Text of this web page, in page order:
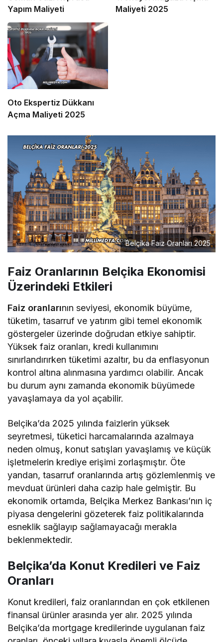
Yapım Maliyeti
Maliyeti 2025
Oto Ekspertiz Dükkanı
Açma Maliyeti 2025
Belçika Faiz Oranları 2025
Faiz Oranlarının Belçika Ekonomisi
Üzerindeki Etkileri
Faiz oranlarının seviyesi, ekonomik büyüme,
tüketim, tasarruf ve yatırım gibi temel ekonomik
göstergeler üzerinde doğrudan etkiye sahiptir.
Yüksek faiz oranları, kredi kullanımını
sınırlandırırken tüketimi azaltır, bu da enflasyonun
kontrol altına alınmasına yardımcı olabilir. Ancak
bu durum aynı zamanda ekonomik büyümede
yavaşlamaya da yol açabilir.
Belçika’da 2025 yılında faizlerin yüksek
seyretmesi, tüketici harcamalarında azalmaya
neden olmuş, konut satışları yavaşlamış ve küçük
işletmelerin krediye erişimi zorlaşmıştır. Öte
yandan, tasarruf oranlarında artış gözlemlenmiş ve
mevduat ürünleri daha cazip hale gelmiştir. Bu
ekonomik ortamda, Belçika Merkez Bankası’nın iç
piyasa dengelerini gözeterek faiz politikalarında
esneklik sağlayıp sağlamayacağı merakla
beklenmektedir.
Belçika’da Konut Kredileri ve Faiz
Oranları
Konut kredileri, faiz oranlarından en çok etkilenen
finansal ürünler arasında yer alır. 2025 yılında
Belçika’da mortgage kredilerinde uygulanan faiz